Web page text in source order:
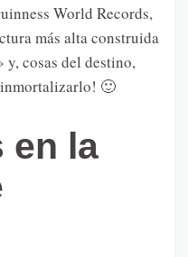
World Records,
más alta construida
y, cosas del destino,
inmortalizarlo! 🙂
en la